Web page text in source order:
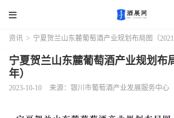
资讯 > 宁夏贺兰山东麓葡萄酒产业规划布局图（2021-
宁夏贺兰山东麓葡萄酒产业规划布
年）
2023-10-10 来源：银川市葡萄酒产业发展服务中心